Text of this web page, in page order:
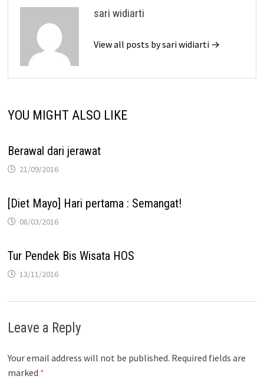
sari widiarti
View all posts by sari widiarti →
YOU MIGHT ALSO LIKE
Berawal dari jerawat
21/09/2016
[Diet Mayo] Hari pertama : Semangat!
08/03/2016
Tur Pendek Bis Wisata HOS
13/11/2016
Leave a Reply
Your email address will not be published. Required fields are
marked *